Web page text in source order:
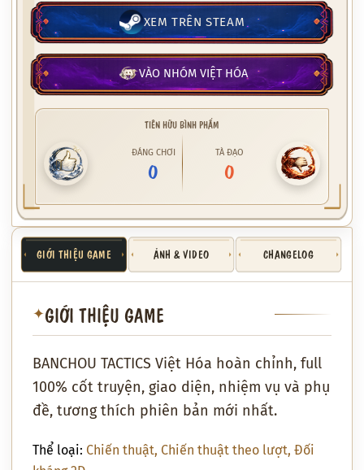
XEM TRÊN STEAM
VÀO NHÓM VIỆT HÓA
TIÊN HỮU BÌNH PHẨM
ĐÁNG CHƠI
0
TÀ ĐẠO
0
GIỚI THIỆU GAME ẢNH & VIDEO CHANGELOG
✦GIỚI THIỆU GAME
BANCHOU TACTICS Việt Hóa hoàn chỉnh, full
100% cốt truyện, giao diện, nhiệm vụ và phụ
đề, tương thích phiên bản mới nhất.
Thể loại: Chiến thuật, Chiến thuật theo lượt, Đối